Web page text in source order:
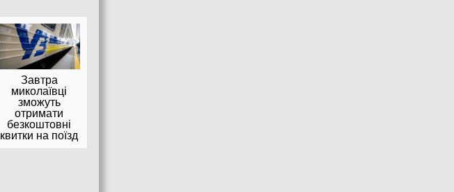
Завтра
миколаївці
зможуть
отримати
безкоштовні
квитки на поїзд